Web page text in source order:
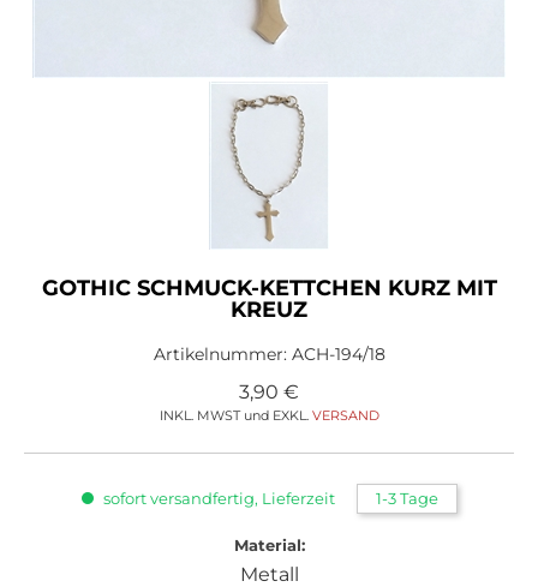
GOTHIC SCHMUCK-KETTCHEN KURZ MIT
KREUZ
Artikelnummer: ACH-194/18
3,90 €
INKL. MWST und EXKL. VERSAND
sofort versandfertig, Lieferzeit 1-3 Tage
Material:
Metall